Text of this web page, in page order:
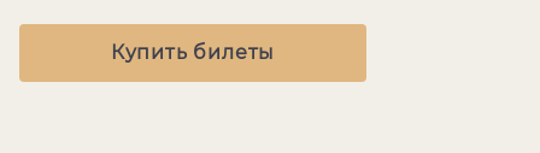
Купить билеты